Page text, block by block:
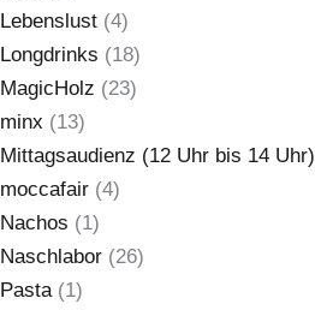
Lebenslust (4)
Longdrinks (18)
MagicHolz (23)
minx (13)
Mittagsaudienz (12 Uhr bis 14 Uhr)
moccafair (4)
Nachos (1)
Naschlabor (26)
Pasta (1)